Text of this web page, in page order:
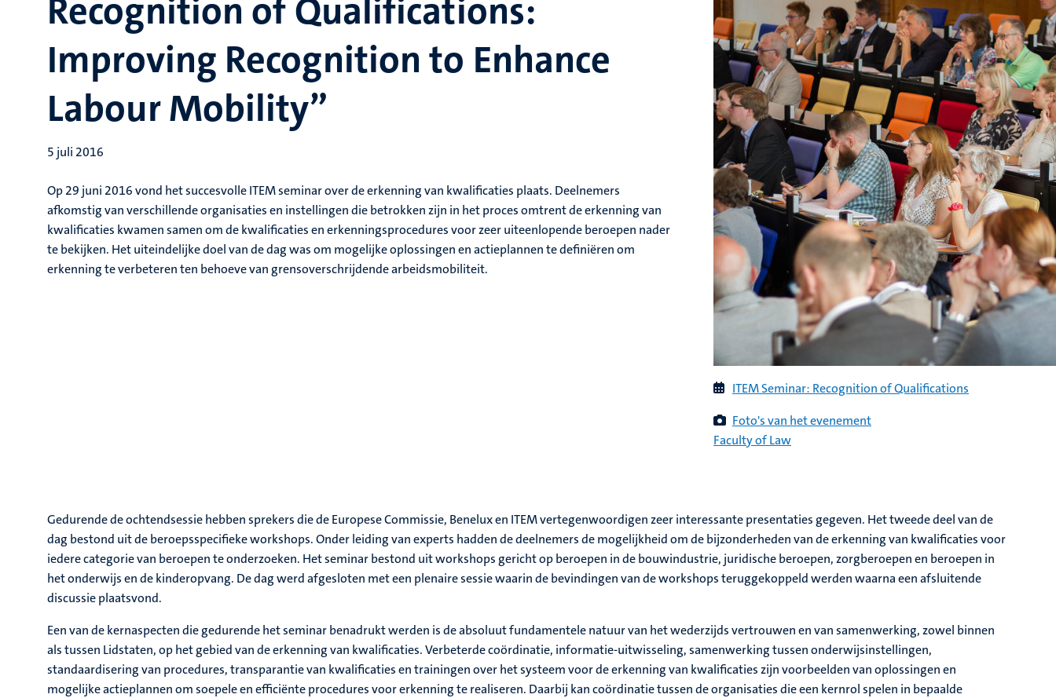
Recognition of Qualifications:
Improving Recognition to Enhance
Labour Mobility”
5 juli 2016
Op 29 juni 2016 vond het succesvolle ITEM seminar over de erkenning van kwalificaties plaats. Deelnemers
afkomstig van verschillende organisaties en instellingen die betrokken zijn in het proces omtrent de erkenning van
kwalificaties kwamen samen om de kwalificaties en erkenningsprocedures voor zeer uiteenlopende beroepen nader
te bekijken. Het uiteindelijke doel van de dag was om mogelijke oplossingen en actieplannen te definiëren om
erkenning te verbeteren ten behoeve van grensoverschrijdende arbeidsmobiliteit.
ITEM Seminar: Recognition of Qualifications
Foto's van het evenement
Faculty of Law
Gedurende de ochtendsessie hebben sprekers die de Europese Commissie, Benelux en ITEM vertegenwoordigen zeer interessante presentaties gegeven. Het tweede deel van de
dag bestond uit de beroepsspecifieke workshops. Onder leiding van experts hadden de deelnemers de mogelijkheid om de bijzonderheden van de erkenning van kwalificaties voor
iedere categorie van beroepen te onderzoeken. Het seminar bestond uit workshops gericht op beroepen in de bouwindustrie, juridische beroepen, zorgberoepen en beroepen in
het onderwijs en de kinderopvang. De dag werd afgesloten met een plenaire sessie waarin de bevindingen van de workshops teruggekoppeld werden waarna een afsluitende
discussie plaatsvond.
Een van de kernaspecten die gedurende het seminar benadrukt werden is de absoluut fundamentele natuur van het wederzijds vertrouwen en van samenwerking, zowel binnen
als tussen Lidstaten, op het gebied van de erkenning van kwalificaties. Verbeterde coördinatie, informatie-uitwisseling, samenwerking tussen onderwijsinstellingen,
standaardisering van procedures, transparantie van kwalificaties en trainingen over het systeem voor de erkenning van kwalificaties zijn voorbeelden van oplossingen en
mogelijke actieplannen om soepele en efficiënte procedures voor erkenning te realiseren. Daarbij kan coördinatie tussen de organisaties die een kernrol spelen in bepaalde